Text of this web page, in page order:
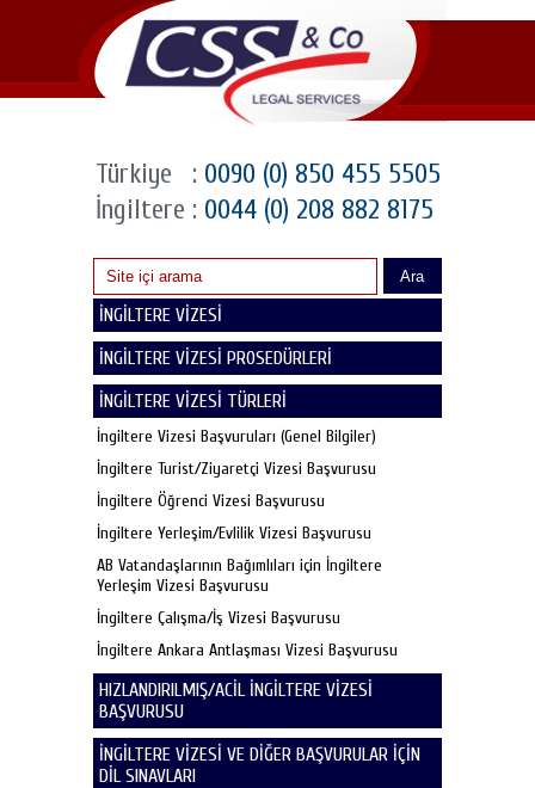
Türkiye : 0090 (0) 850 455 5505
İngiltere : 0044 (0) 208 882 8175
Ara
İNGİLTERE VİZESİ
İNGİLTERE VİZESİ PROSEDÜRLERİ
İNGİLTERE VİZESİ TÜRLERİ
İngiltere Vizesi Başvuruları (Genel Bilgiler)
İngiltere Turist/Ziyaretçi Vizesi Başvurusu
İngiltere Öğrenci Vizesi Başvurusu
İngiltere Yerleşim/Evlilik Vizesi Başvurusu
AB Vatandaşlarının Bağımlıları için İngiltere
Yerleşim Vizesi Başvurusu
İngiltere Çalışma/İş Vizesi Başvurusu
İngiltere Ankara Antlaşması Vizesi Başvurusu
HIZLANDIRILMIŞ/ACİL İNGİLTERE VİZESİ
BAŞVURUSU
İNGİLTERE VİZESİ VE DİĞER BAŞVURULAR İÇİN
DİL SINAVLARI